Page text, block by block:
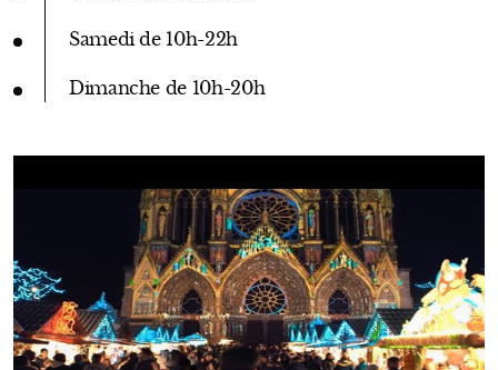
Samedi de 10h-22h
Dimanche de 10h-20h